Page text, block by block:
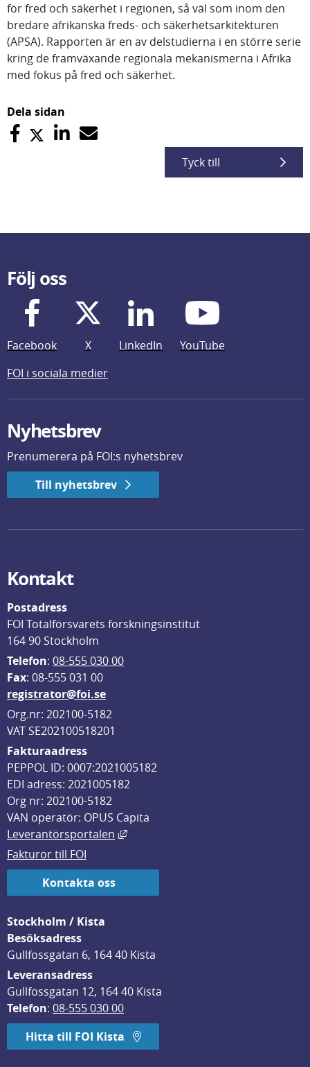
för fred och säkerhet i regionen, så väl som inom den
bredare afrikanska freds- och säkerhetsarkitekturen
(APSA). Rapporten är en av delstudierna i en större serie
kring de framväxande regionala mekanismerna i Afrika
med fokus på fred och säkerhet.
Dela sidan
Tyck till
Följ oss
Facebook X LinkedIn
YouTube
FOI i sociala medier
Nyhetsbrev
Prenumerera på FOI:s nyhetsbrev
Till nyhetsbrev
Kontakt
Postadress
FOI Totalförsvarets forskningsinstitut
164 90 Stockholm
Telefon: 08-555 030 00
Fax: 08-555 031 00
registrator@foi.se
Org.nr: 202100-5182
VAT SE202100518201
Fakturaadress
PEPPOL ID: 0007:2021005182
EDI adress: 2021005182
Org nr: 202100-5182
VAN operatör: OPUS Capita
Leverantörsportalen
Länk till annan webbplats, öppnas
Fakturor till FOI
Kontakta oss
Stockholm / Kista
Besöksadress
Gullfossgatan 6, 164 40 Kista
Leveransadress
Gullfossgatan 12, 164 40 Kista
Telefon: 08-555 030 00
Hitta till FOI Kista